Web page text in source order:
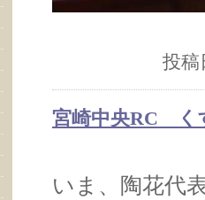
投稿
宮崎中央RC く
いま、陶花代